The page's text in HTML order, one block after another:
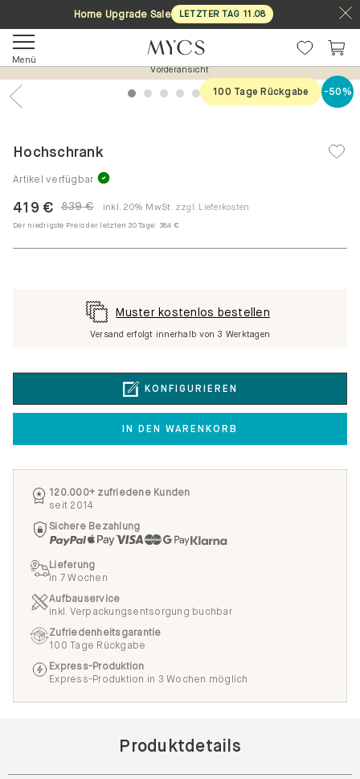
Home Upgrade Sale LETZTER TAG 11 .08
Menü
Vorderansicht
1 2 3 4 5 6 7
100 Tage Rückgabe -50%
Hochschrank
Artikel verfügbar
839 €
419 € inkl. 20% MwSt. zzgl. Lieferkosten
Der niedrigste Preis der letzten 30 Tage: 384 €
KONFIGURIEREN
120.000+ zufriedene Kunden
seit 2014
Sichere Bezahlung
Lieferung
in 7 Wochen
Aufbauservice
inkl. Verpackungsentsorgung buchbar
Zufriedenheitsgarantie
100 Tage Rückgabe
Express-Produktion